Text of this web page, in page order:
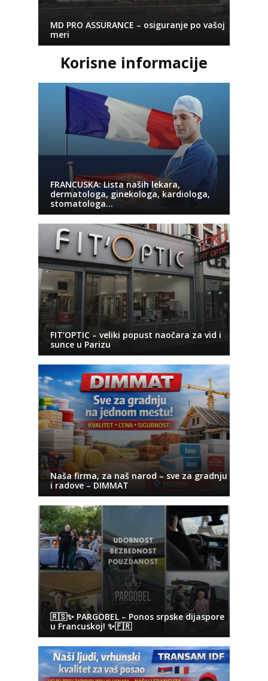
MD PRO ASSURANCE – osiguranje po vašoj
meri
Korisne informacije
FRANCUSKA: Lista naših lekara,
dermatologa, ginekologa, kardiologa,
stomatologa…
FIT’OPTIC – veliki popust naočara za vid i
sunce u Parizu
Naša firma, za naš narod – sve za gradnju
i radove – DIMMAT
🇷🇸✨ PARGOBEL – Ponos srpske dijaspore
u Francuskoj! ✨🇫🇷